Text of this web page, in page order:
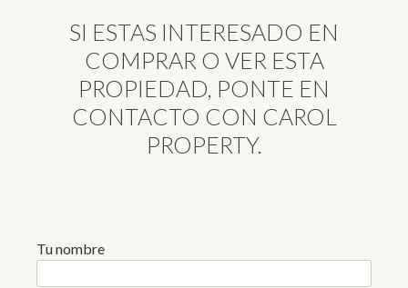
SI ESTAS INTERESADO EN
COMPRAR O VER ESTA
PROPIEDAD, PONTE EN
CONTACTO CON CAROL
PROPERTY.
Tu nombre